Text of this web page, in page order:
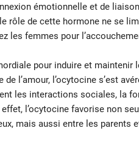
émotionnelle et de
rôle de cette hormone ne se
les femmes pour
pour induire et
l’amour, l’ocytocine s’est
les interactions sociales, la
l’ocytocine favorise non
mais aussi entre les parents